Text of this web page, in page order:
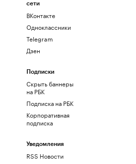
сети
ВКонтакте
Одноклассники
Telegram
Дзен
Подписки
Скрыть баннеры
на РБК
Подписка на РБК
Корпоративная
подписка
Уведомления
RSS Новости